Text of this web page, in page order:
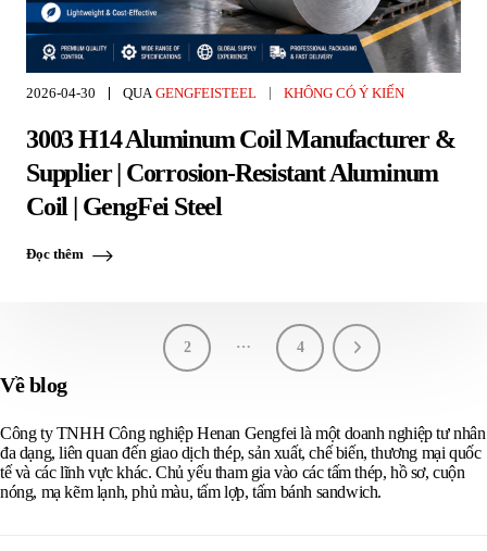
2026-04-30 QUA GENGFEISTEEL KHÔNG CÓ Ý KIẾN
3003 H14 Aluminum Coil Manufacturer &
Supplier | Corrosion-Resistant Aluminum
Coil | GengFei Steel
Đọc thêm
2 … 4
Về blog
Công ty TNHH Công nghiệp Henan Gengfei là một doanh nghiệp tư nhân
đa dạng, liên quan đến giao dịch thép, sản xuất, chế biến, thương mại quốc
tế và các lĩnh vực khác. Chủ yếu tham gia vào các tấm thép, hồ sơ, cuộn
nóng, mạ kẽm lạnh, phủ màu, tấm lợp, tấm bánh sandwich.